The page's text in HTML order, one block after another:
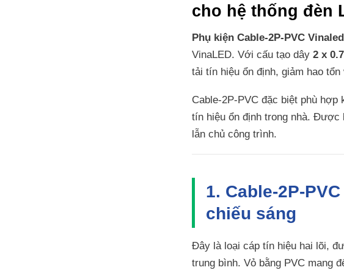
cho hệ thống đèn
Phụ kiện Cable-2P-PVC Vinaled
VinaLED. Với cấu tạo dây 2 x
tải tín hiệu ổn định, giảm hao
Cable-2P-PVC đặc biệt phù
tín hiệu ổn định trong nhà. Được
lẫn chủ công trình.
1. Cable-2P-
chiếu sáng
Đây là loại cáp tín hiệu hai lõi,
trung bình. Vỏ bằng PVC mang